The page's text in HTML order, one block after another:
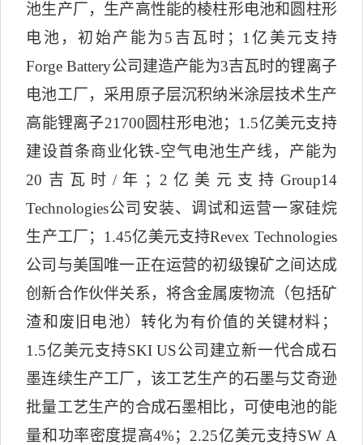
池生产厂，生产高性能的棱柱形电池和圆柱形
电池，初始产能为 5 吉瓦时； 1 亿美元支持
Forge Battery公司建造产能为3吉瓦时的锂离子
电池工厂，采用原子层沉积纳米涂层技术生产
高能锂离子21700圆柱形电池； 1.5亿美元支持
建设首条商业化铁-空气电池生产线，产能为
20 吉瓦时 /年； 2 亿美元支持 Group14
Technologies公司安装、调试和运营一家硅烷
生产工厂； 1.45亿美元支持Revex Technologies
公司与美国唯一正在运营的初级镍矿之间达成
创新合作伙伴关系，将含金属废物流（包括矿
渣和废旧电池）转化为有价值的关键材料；
1.5亿美元支持SKI US公司建立新一代合成石
墨连续生产工厂，该工艺生产的石墨与艾奇逊
批量工艺生产的合成石墨相比，可使电池的能
量和功率密度提高4%； 2.25亿美元支持SW A